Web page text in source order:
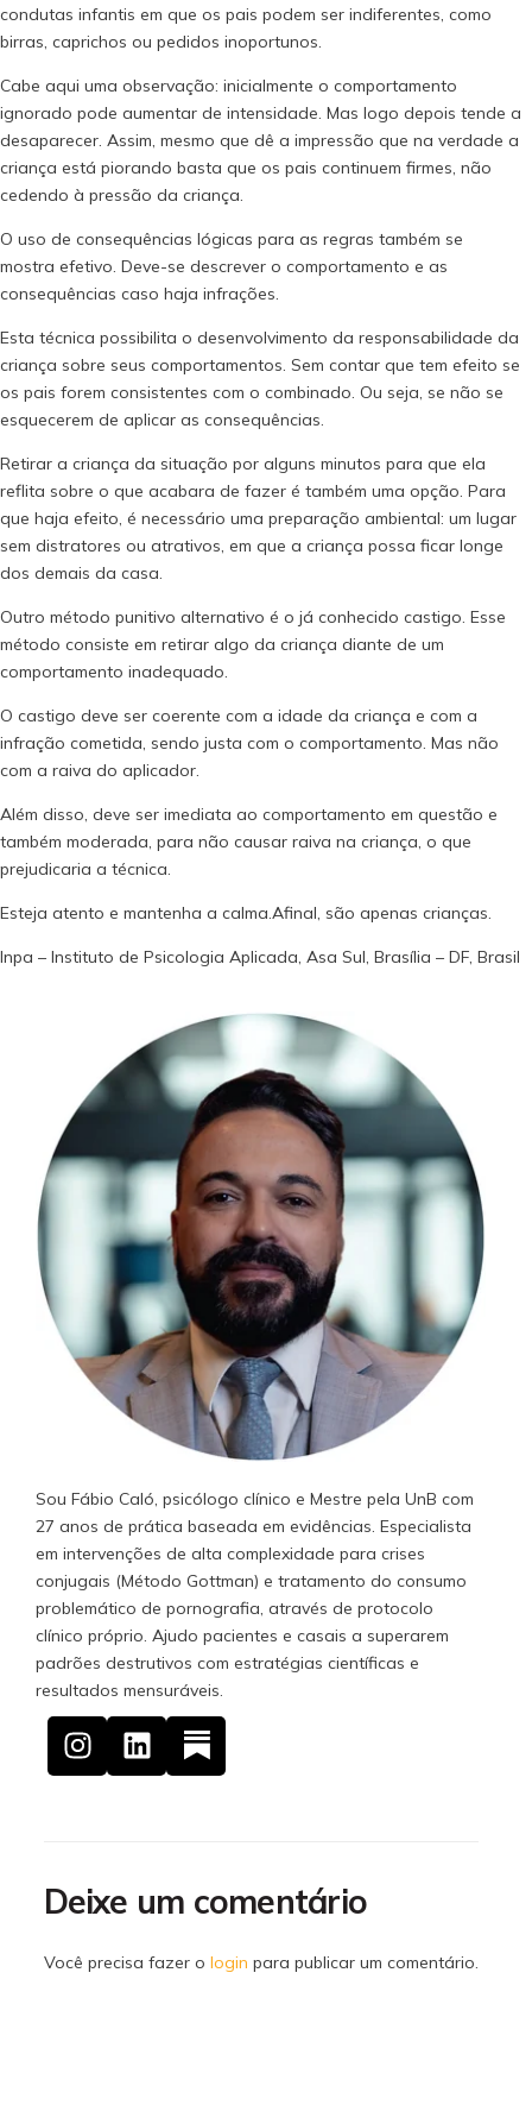
condutas infantis em que os pais podem ser indiferentes, como
birras, caprichos ou pedidos inoportunos.
Cabe aqui uma observação: inicialmente o comportamento
ignorado pode aumentar de intensidade. Mas logo depois tende a
desaparecer. Assim, mesmo que dê a impressão que na verdade a
criança está piorando basta que os pais continuem firmes, não
cedendo à pressão da criança.
O uso de consequências lógicas para as regras também se
mostra efetivo. Deve-se descrever o comportamento e as
consequências caso haja infrações.
Esta técnica possibilita o desenvolvimento da responsabilidade da
criança sobre seus comportamentos. Sem contar que tem efeito se
os pais forem consistentes com o combinado. Ou seja, se não se
esquecerem de aplicar as consequências.
Retirar a criança da situação por alguns minutos para que ela
reflita sobre o que acabara de fazer é também uma opção. Para
que haja efeito, é necessário uma preparação ambiental: um lugar
sem distratores ou atrativos, em que a criança possa ficar longe
dos demais da casa.
Outro método punitivo alternativo é o já conhecido castigo. Esse
método consiste em retirar algo da criança diante de um
comportamento inadequado.
O castigo deve ser coerente com a idade da criança e com a
infração cometida, sendo justa com o comportamento. Mas não
com a raiva do aplicador.
Além disso, deve ser imediata ao comportamento em questão e
também moderada, para não causar raiva na criança, o que
prejudicaria a técnica.
Esteja atento e mantenha a calma.Afinal, são apenas crianças.
Inpa – Instituto de Psicologia Aplicada, Asa Sul, Brasília – DF, Brasil
Sou Fábio Caló, psicólogo clínico e Mestre pela UnB com
27 anos de prática baseada em evidências. Especialista
em intervenções de alta complexidade para crises
conjugais (Método Gottman) e tratamento do consumo
problemático de pornografia, através de protocolo
clínico próprio. Ajudo pacientes e casais a superarem
padrões destrutivos com estratégias científicas e
resultados mensuráveis.
Deixe um comentário
Você precisa fazer o login para publicar um comentário.